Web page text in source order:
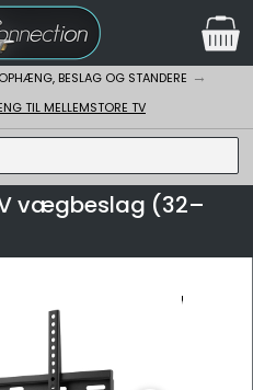
OPHÆNG, BESLAG OG STANDERE
TIL MELLEMSTORE TV
vægbeslag (32–